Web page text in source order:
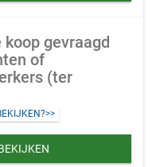
gevraagd
of
(ter